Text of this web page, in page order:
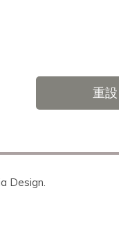
重設
Design.